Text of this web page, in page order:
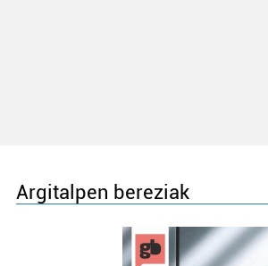
Argitalpen bereziak